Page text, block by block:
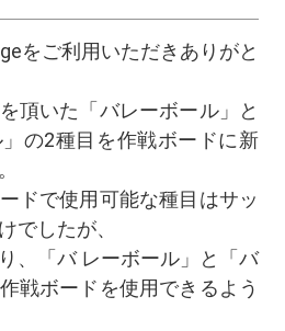
をご利用いただきありがと
頂いた「バレーボール」と
」の2種目を作戦ボードに新
ドで使用可能な種目はサッ
でしたが、
、「バ レーボール」と「バ
戦ボードを使用できるよう